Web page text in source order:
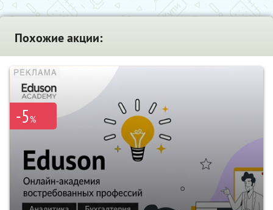
Похожие акции:
-5%